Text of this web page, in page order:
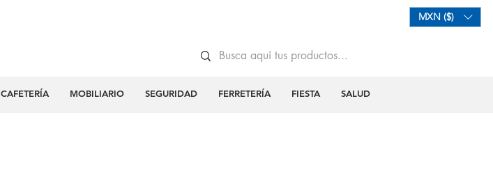
MXN ($)
CAFETERÍA MOBILIARIO SEGURIDAD FERRETERÍA FIESTA SALUD